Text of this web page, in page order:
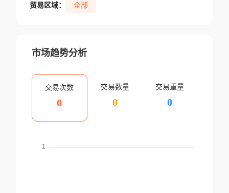
贸易区域： 全部
市场趋势分析
交易次数
0
交易数量
0
交易重量
0